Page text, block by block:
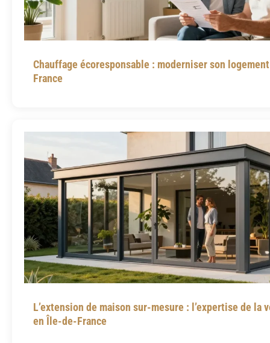
Chauffage écoresponsable : moderniser son
France
L’extension de maison sur-mesure : l’expertise de la
en Île-de-France